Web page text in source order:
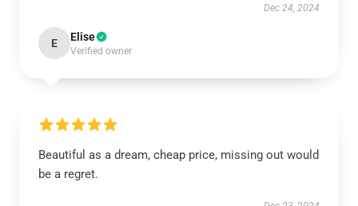
Dec 24, 2024
E Elise
Verified owner
Beautiful as a dream, cheap price, missing out would
be a regret.